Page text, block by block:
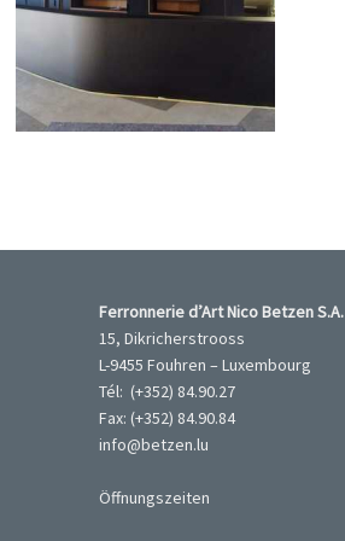
Ferronnerie d’Art Nico Betzen S.A.
15, Dikricherstrooss
L-9455 Fouhren – Luxembourg
Tél: (+352) 84.90.27
Fax: (+352) 84.90.84
info@betzen.lu
Öffnungszeiten